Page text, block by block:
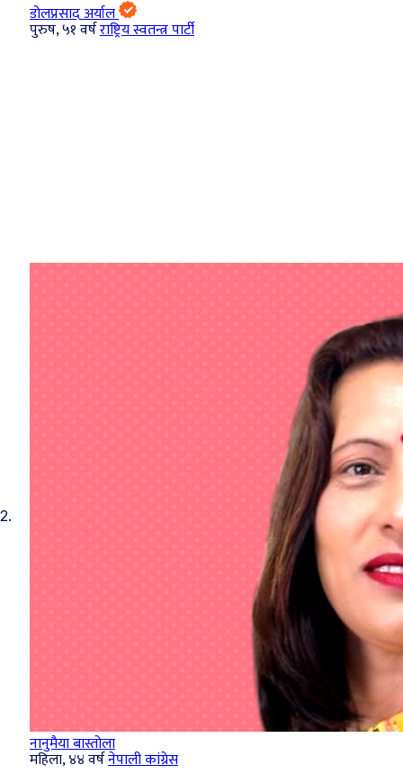
डोलप्रसाद अर्याल
पुरुष, ५१ वर्षराष्ट्रिय स्वतन्त्र पार्टी
2.
नानुमैया बास्तोला
महिला, ४४ वर्षनेपाली कांग्रेस